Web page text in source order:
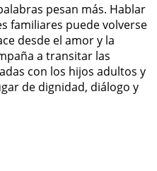
pesan más. Hablar
familiares puede volverse
desde el amor y la
a transitar las
con los hijos adultos y
de dignidad, diálogo y